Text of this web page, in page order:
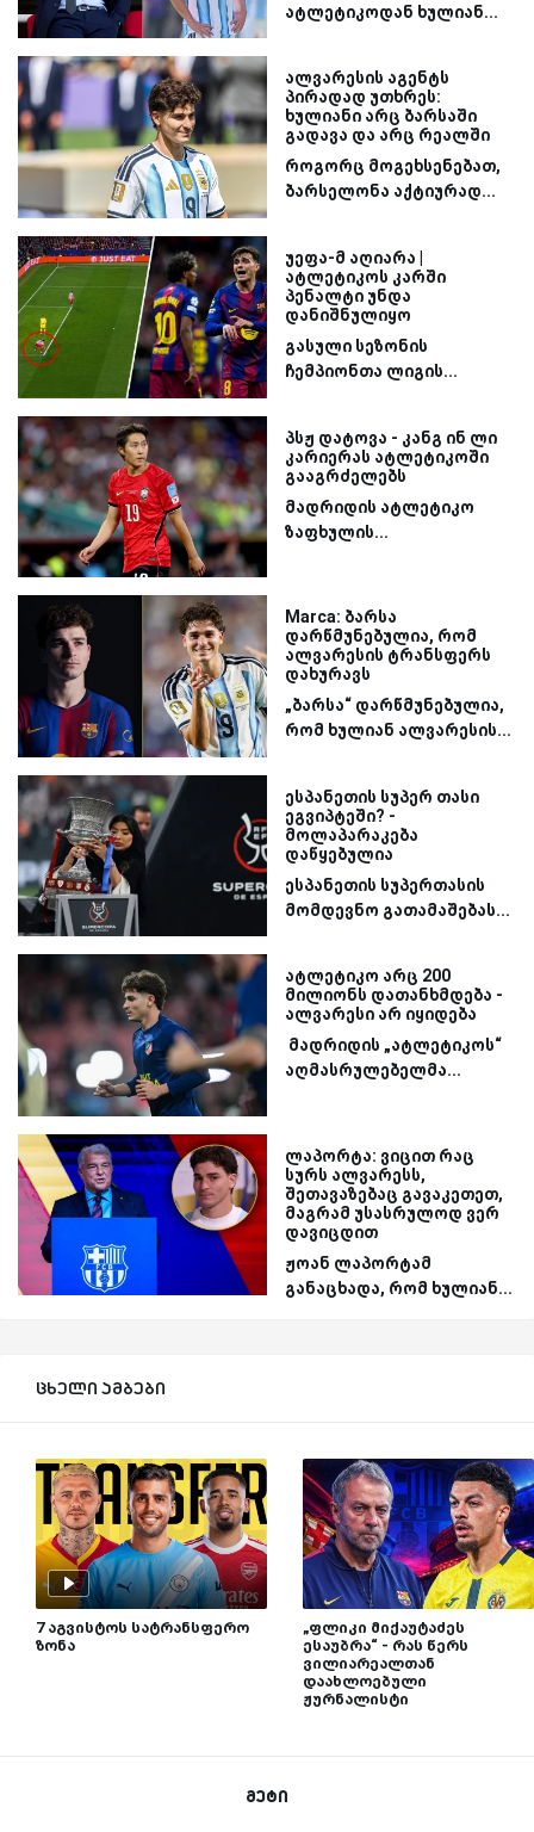
ატლეტიკოდან ხულიან...
ალვარესის აგენტს
პირადად უთხრეს:
ხულიანი არც ბარსაში
გადავა და არც რეალში
როგორც მოგეხსენებათ,
ბარსელონა აქტიურად...
უეფა-მ აღიარა |
ატლეტიკოს კარში
პენალტი უნდა
დანიშნულიყო
გასული სეზონის
ჩემპიონთა ლიგის...
პსჟ დატოვა - კანგ ინ ლი
კარიერას ატლეტიკოში
გააგრძელებს
მადრიდის ატლეტიკო
ზაფხულის...
Marca: ბარსა
დარწმუნებულია, რომ
ალვარესის ტრანსფერს
დახურავს
„ბარსა“ დარწმუნებულია,
რომ ხულიან ალვარესის...
ესპანეთის სუპერ თასი
ეგვიპტეში? -
მოლაპარაკება
დაწყებულია
ესპანეთის სუპერთასის
მომდევნო გათამაშებას...
ატლეტიკო არც 200
მილიონს დათანხმდება -
ალვარესი არ იყიდება
მადრიდის „ატლეტიკოს“
აღმასრულებელმა...
ლაპორტა: ვიცით რაც
სურს ალვარესს,
შეთავაზებაც გავაკეთეთ,
მაგრამ უსასრულოდ ვერ
დავიცდით
ჟოან ლაპორტამ
განაცხადა, რომ ხულიან...
ცხელი ამბები
7 აგვისტოს სატრანსფერო
ზონა
„ფლიკი მიქაუტაძეს
ესაუბრა“ - რას წერს
ვილიარეალთან
დაახლოებული
ჟურნალისტი
მეტი